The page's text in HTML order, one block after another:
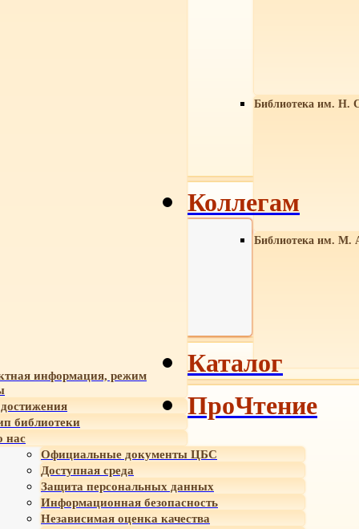
Библиотека им. Н.
Библиотека им. М.
информация, режим
библиотеки
нас
Официальные документы ЦБС
Доступная среда
Защита персональных данных
Информационная безопасность
Независимая оценка качества
Коллегам
Каталог
ПроЧтение